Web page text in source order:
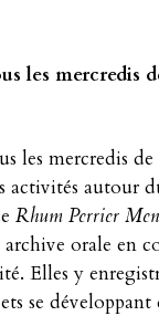
les mercredis
les mercredis de
activités autour
Rhum Perrier
orale en
Elles y
se